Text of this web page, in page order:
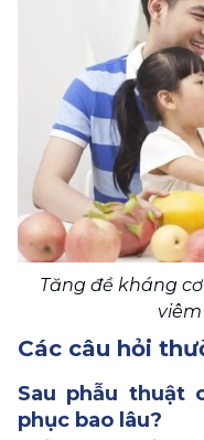
Tăng đề kháng
Các câu hỏi
Sau phẫu thuật
phục bao lâu?